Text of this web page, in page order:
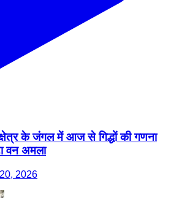
के जंगल में आज से गिद्धों की गणना
वन अमला
2026